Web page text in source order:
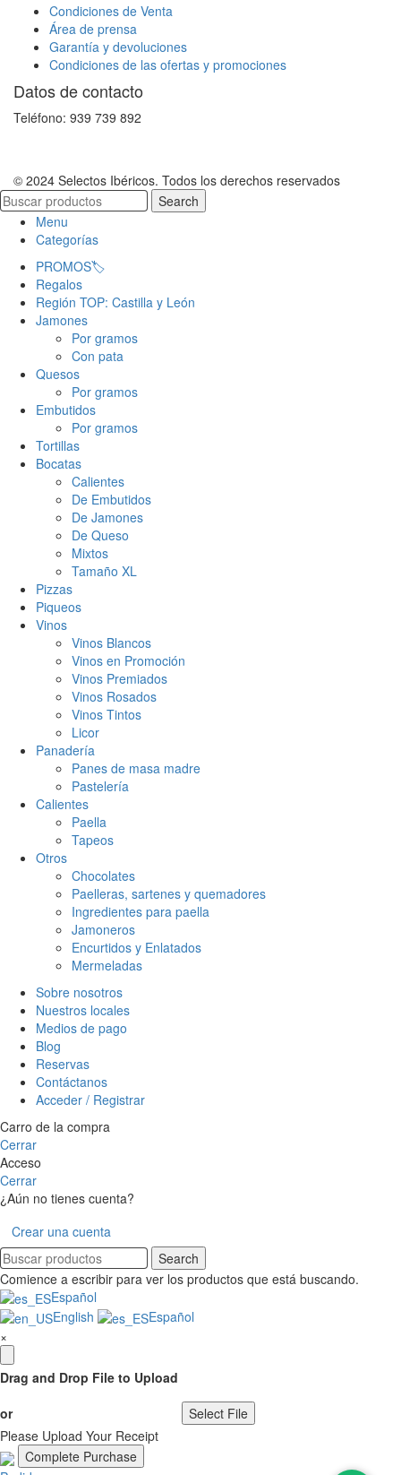
Condiciones de Venta
Área de prensa
Garantía y devoluciones
Condiciones de las ofertas y promociones
Datos de contacto
Teléfono: 939 739 892
© 2024 Selectos Ibéricos. Todos los derechos reservados
Search
Menu
Categorías
PROMOS🏷️
Regalos
Región TOP: Castilla y León
Jamones
Por gramos
Con pata
Quesos
Por gramos
Embutidos
Por gramos
Tortillas
Bocatas
Calientes
De Embutidos
De Jamones
De Queso
Mixtos
Tamaño XL
Pizzas
Piqueos
Vinos
Vinos Blancos
Vinos en Promoción
Vinos Premiados
Vinos Rosados
Vinos Tintos
Licor
Panadería
Panes de masa madre
Pastelería
Calientes
Paella
Tapeos
Otros
Chocolates
Paelleras, sartenes y quemadores
Ingredientes para paella
Jamoneros
Encurtidos y Enlatados
Mermeladas
Sobre nosotros
Nuestros locales
Medios de pago
Blog
Reservas
Contáctanos
Acceder / Registrar
Carro de la compra
Cerrar
Acceso
Cerrar
¿Aún no tienes cuenta?
Crear una cuenta
Search
Comience a escribir para ver los productos que está buscando.
Español
English
Español
×
Drag and Drop File to Upload
or
Select File
Please Upload Your Receipt